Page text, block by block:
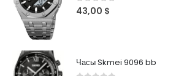
0 out of 5
43,00 $
Часы Skmei 9096 bb